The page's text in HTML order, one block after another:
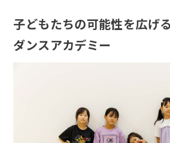
子どもたちの可能性を広げ
ダンスアカデミー